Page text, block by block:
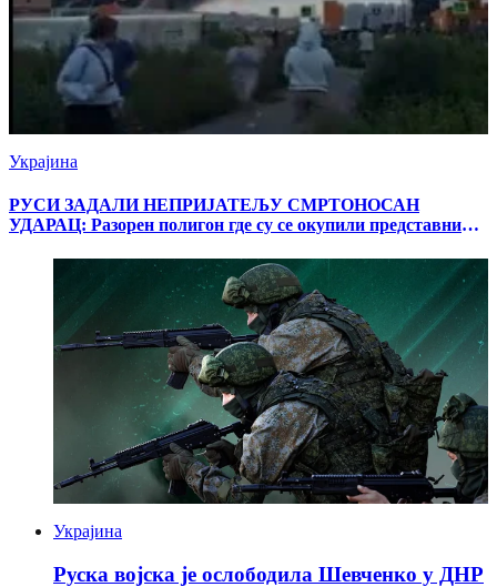
Украјина
РУСИ ЗАДАЛИ НЕПРИЈАТЕЉУ СМРТОНОСАН
УДАРАЦ: Разорен полигон где су се окупили представници
Украјина
Руска војска је ослободила Шевченко у ДНР